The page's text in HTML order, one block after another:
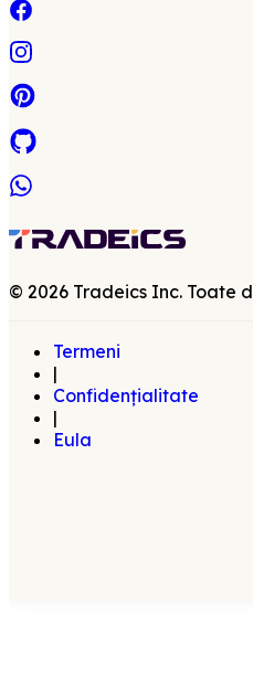
© 2026 Tradeics Inc. Toate
Termeni
|
Confidențialitate
|
Eula